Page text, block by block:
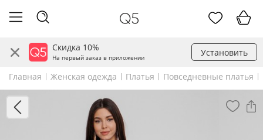
Скидка 10%
На первый заказ в приложении Установить
Главная Женская одежда Платья Повседневные платья